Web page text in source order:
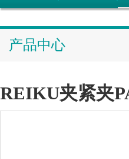
产品中心
REIKU夹紧夹